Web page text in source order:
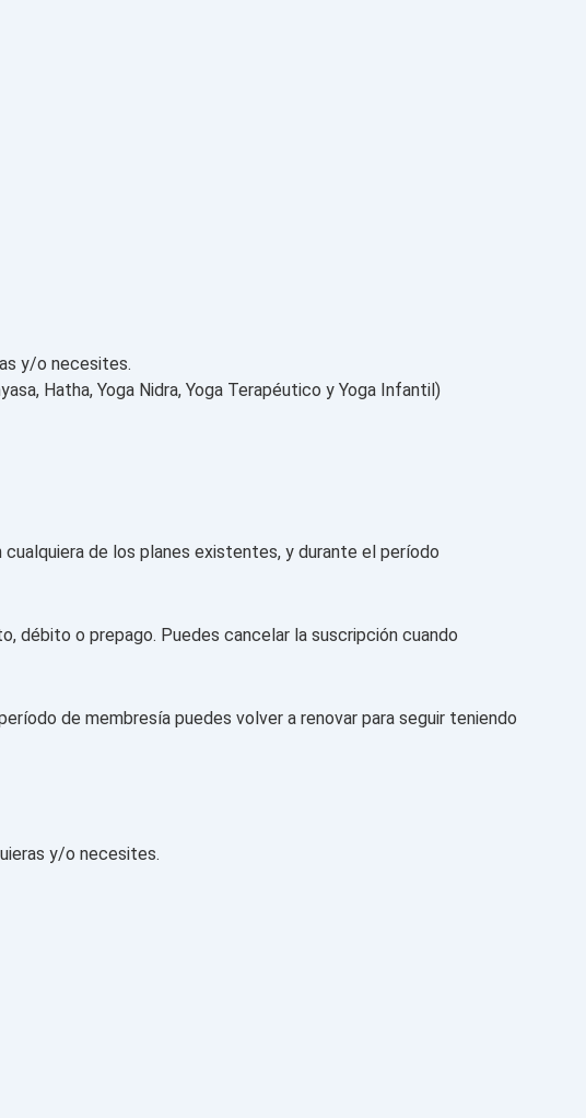
y/o necesites.
Hatha, Yoga Nidra, Yoga Terapéutico y Yoga Infantil)
de los planes existentes, y durante el período
débito o prepago. Puedes cancelar la suscripción cuando
de membresía puedes volver a renovar para seguir teniendo
y/o necesites.